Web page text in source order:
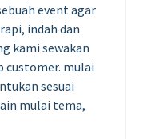
event agar
indah dan
kami sewakan
customer. mulai
sesuai
mulai tema,